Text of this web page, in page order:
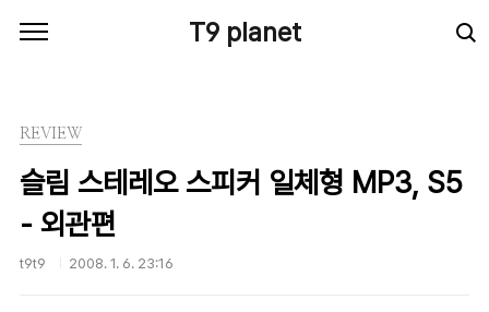
T9 planet
REVIEW
슬림 스테레오 스피커 일체형 MP3, S5
- 외관편
t9t9 2008. 1. 6. 23:16